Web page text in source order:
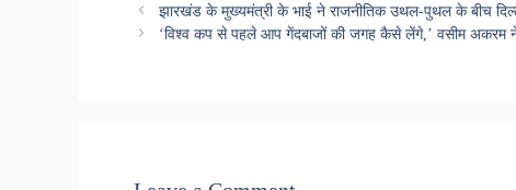
झारखंड के मुख्यमंत्री के भाई ने राजनीतिक उथल-पुथल के बीच
‘विश्व कप से पहले आप गेंदबाजों की जगह कैसे लेंगे,’ वसीम अकरम